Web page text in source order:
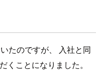
たのですが、 入社と同
くことになりました。